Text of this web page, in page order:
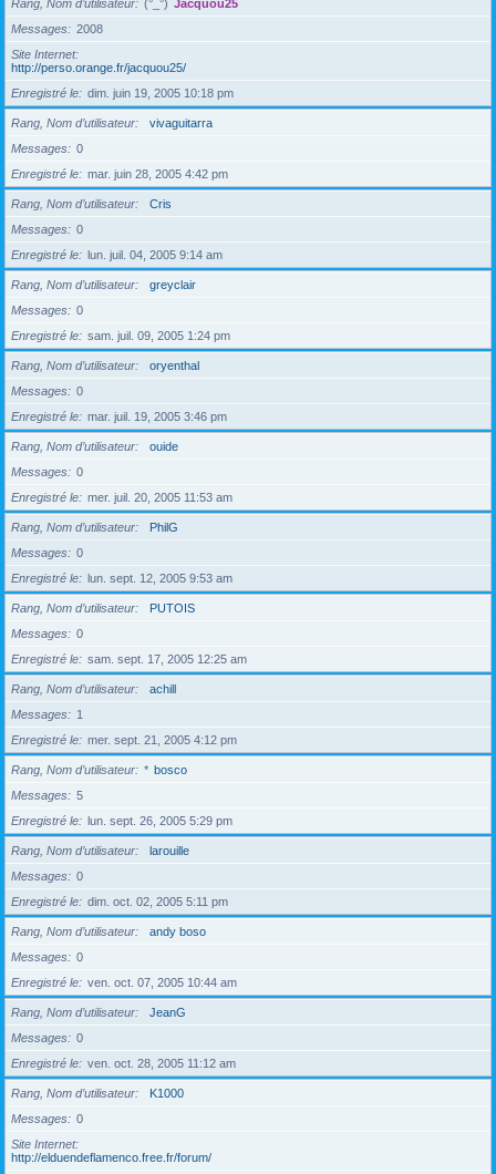
Rang, Nom d’utilisateur (°_°) Jacquou25
Messages
2008
Site Internet
http://perso.orange.fr/jacquou25/
Enregistré le
dim. juin 19, 2005 10:18 pm
Rang, Nom d’utilisateur
vivaguitarra
Messages
0
Enregistré le
mar. juin 28, 2005 4:42 pm
Rang, Nom d’utilisateur
Cris
Messages
0
Enregistré le
lun. juil. 04, 2005 9:14 am
Rang, Nom d’utilisateur
greyclair
Messages
0
Enregistré le
sam. juil. 09, 2005 1:24 pm
Rang, Nom d’utilisateur
oryenthal
Messages
0
Enregistré le
mar. juil. 19, 2005 3:46 pm
Rang, Nom d’utilisateur
ouide
Messages
0
Enregistré le
mer. juil. 20, 2005 11:53 am
Rang, Nom d’utilisateur
PhilG
Messages
0
Enregistré le
lun. sept. 12, 2005 9:53 am
Rang, Nom d’utilisateur
PUTOIS
Messages
0
Enregistré le
sam. sept. 17, 2005 12:25 am
Rang, Nom d’utilisateur
achill
Messages
1
Enregistré le
mer. sept. 21, 2005 4:12 pm
Rang, Nom d’utilisateur * bosco
Messages
5
Enregistré le
lun. sept. 26, 2005 5:29 pm
Rang, Nom d’utilisateur
larouille
Messages
0
Enregistré le
dim. oct. 02, 2005 5:11 pm
Rang, Nom d’utilisateur
andy boso
Messages
0
Enregistré le
ven. oct. 07, 2005 10:44 am
Rang, Nom d’utilisateur
JeanG
Messages
0
Enregistré le
ven. oct. 28, 2005 11:12 am
Rang, Nom d’utilisateur
K1000
Messages
0
Site Internet
http://elduendeflamenco.free.fr/forum/